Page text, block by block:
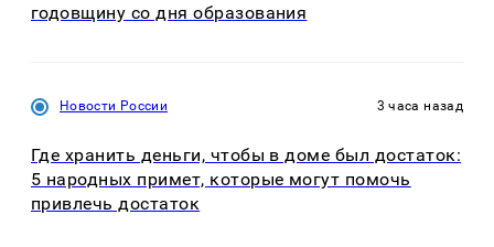
годовщину со дня образования
Новости России 3 часа назад
Где хранить деньги, чтобы в доме был достаток:
5 народных примет, которые могут помочь
привлечь достаток